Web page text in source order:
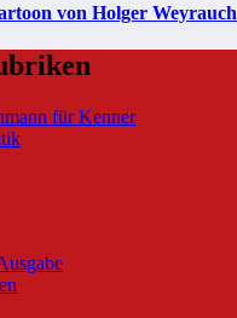
von Holger Weyrauch
für Kenner